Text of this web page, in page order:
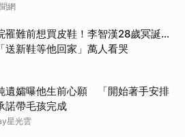
網
罹難前想買皮鞋！李智漢28歲冥誕…
送新鞋等他回家」萬人看哭
遺孀曝他生前心願 「開始著手安排
諾帶毛孩完成
星光雲